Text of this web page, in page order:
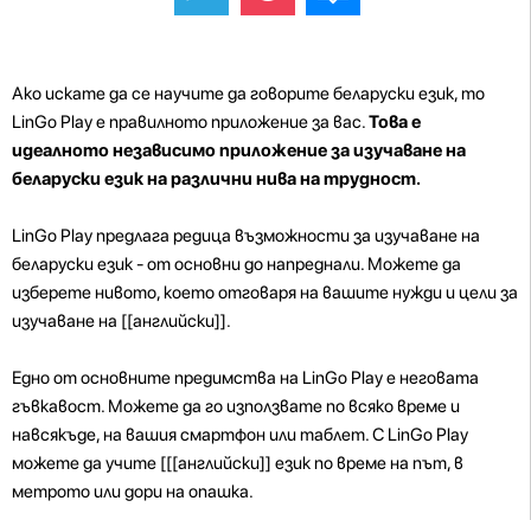
Ако искате да се научите да говорите беларуски език, то
LinGo Play е правилното приложение за вас.Това е
идеалното независимо приложение за изучаване на
беларуски език на различни нива на трудност.
LinGo Play предлага редица възможности за изучаване на
беларуски език - от основни до напреднали. Можете да
изберете нивото, което отговаря на вашите нужди и цели за
изучаване на [[английски]].
Едно от основните предимства на LinGo Play е неговата
гъвкавост. Можете да го използвате по всяко време и
навсякъде, на вашия смартфон или таблет. С LinGo Play
можете да учите [[[английски]] език по време на път, в
метрото или дори на опашка.